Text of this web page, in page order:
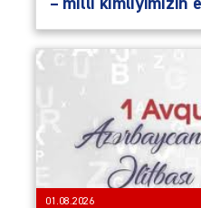
01.08.2026